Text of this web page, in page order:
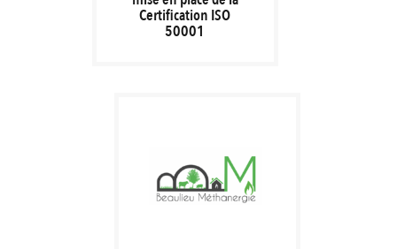
Certification ISO
50001